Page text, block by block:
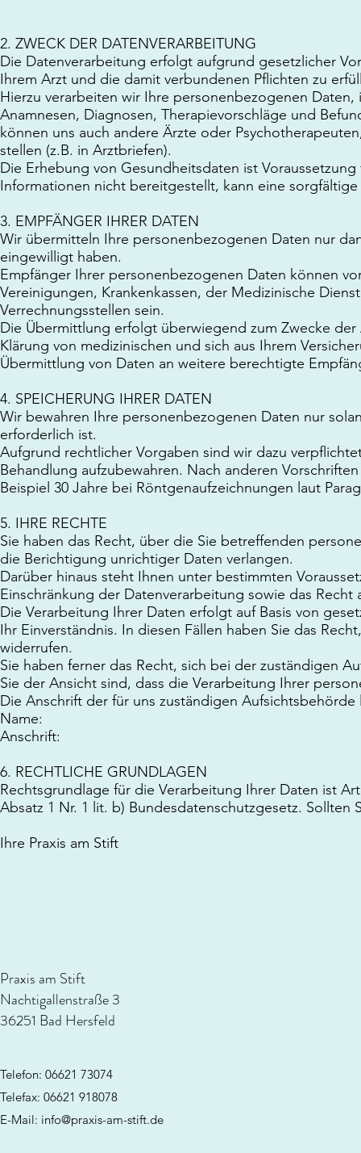
2. ZWECK DER DATENVERARBEITUNG
Die Datenverarbeitung erfolgt aufgrund gesetzlicher
Ihrem Arzt und die damit verbundenen Pflichten zu
Hierzu verarbeiten wir Ihre personenbezogenen
Anamnesen, Diagnosen, Therapievorschläge und
können uns auch andere Ärzte oder
stellen (z.B. in Arztbriefen).
Die Erhebung von Gesundheitsdaten ist
Informationen nicht bereitgestellt, kann eine
3. EMPFÄNGER IHRER DATEN
Wir übermitteln Ihre personenbezogenen Daten nur
eingewilligt haben.
Empfänger Ihrer personenbezogenen Daten können
Vereinigungen, Krankenkassen, der Medizinische
Verrechnungsstellen sein.
Die Übermittlung erfolgt überwiegend zum Zwecke
Klärung von medizinischen und sich aus Ihrem
Übermittlung von Daten an weitere berechtigte
4. SPEICHERUNG IHRER DATEN
Wir bewahren Ihre personenbezogenen Daten nur
erforderlich ist.
Aufgrund rechtlicher Vorgaben sind wir dazu
Behandlung aufzubewahren. Nach anderen
Beispiel 30 Jahre bei Röntgenaufzeichnungen laut
5. IHRE RECHTE
Sie haben das Recht, über die Sie betreffenden
die Berichtigung unrichtiger Daten verlangen.
Darüber hinaus steht Ihnen unter bestimmten
Einschränkung der Datenverarbeitung sowie das
Die Verarbeitung Ihrer Daten erfolgt auf Basis von
Ihr Einverständnis. In diesen Fällen haben Sie das
widerrufen.
Sie haben ferner das Recht, sich bei der zuständigen
Sie der Ansicht sind, dass die Verarbeitung Ihrer
Die Anschrift der für uns zuständigen Aufsichtsbehörde
Name:
Anschrift:
6. RECHTLICHE GRUNDLAGEN
Rechtsgrundlage für die Verarbeitung Ihrer Daten ist
Absatz 1 Nr. 1 lit. b) Bundesdatenschutzgesetz.
Ihre Praxis am Stift
Praxis am Stift
Nachtigallenstraße 3
36251 Bad Hersfeld
Telefon: 06621 73074
Telefax: 06621 918078
E-Mail: info@praxis-am-stift.de